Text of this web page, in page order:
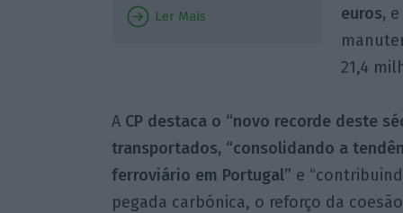
Ler Mais
euros,
21,4
A CP destaca o “novo recorde deste
transportados, “consolidando a
ferroviário em Portugal” e
pegada carbónica, o reforço da